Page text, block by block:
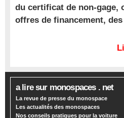
du certificat de non-gage,
offres de financement,
a lire sur monospaces . net
La revue de presse du monospace
Les actualités des monospaces
Nos conseils pratiques pour la voiture